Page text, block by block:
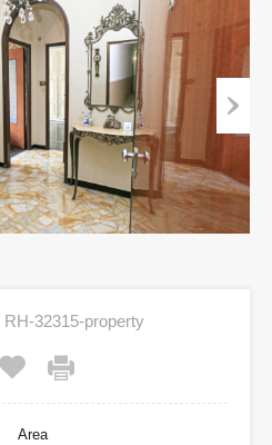
Next
RH-32315-property
Area